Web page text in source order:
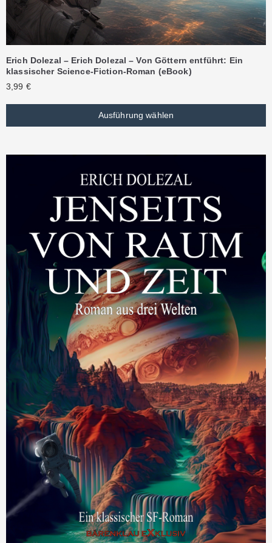
Erich Dolezal – Erich Dolezal – Von Göttern entführt: Ein
klassischer Science-Fiction-Roman (eBook)
3,99 €
Ausführung wählen